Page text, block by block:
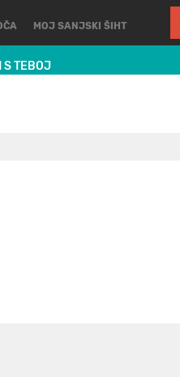
S TEBOJ
MOJ SANJSKI ŠIHT